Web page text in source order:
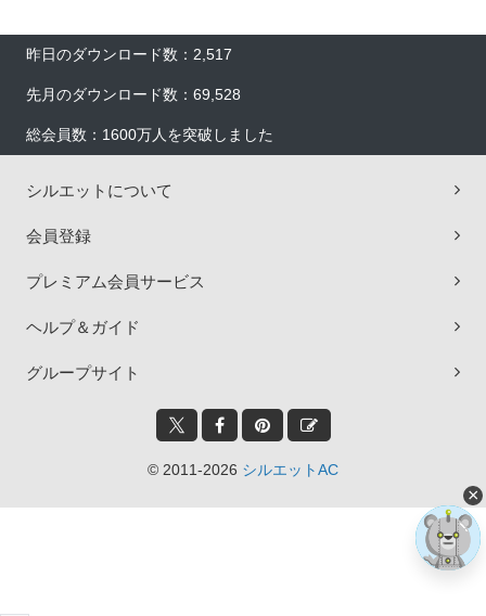
昨日のダウンロード数：2,517
先月のダウンロード数：69,528
総会員数：1600万人を突破しました
シルエットについて
会員登録
プレミアム会員サービス
ヘルプ＆ガイド
グループサイト
© 2011-2026 シルエットAC
×